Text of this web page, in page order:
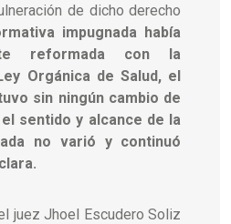
de dicho derecho
impugnada había
reformada con la
Orgánica de Salud, el
sin ningún cambio de
sentido y alcance de la
no varió y continuó
juez Jhoel Escudero Soliz